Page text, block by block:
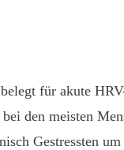
für akute
den meisten
Gestressten